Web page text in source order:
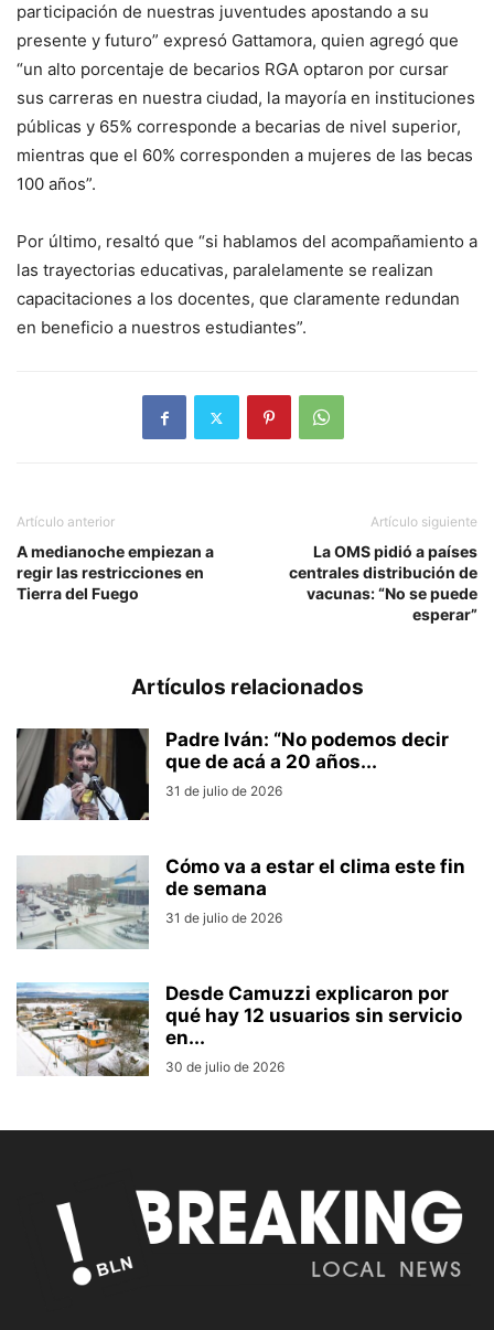
participación de nuestras juventudes apostando a su
presente y futuro” expresó Gattamora, quien agregó que
“un alto porcentaje de becarios RGA optaron por cursar
sus carreras en nuestra ciudad, la mayoría en instituciones
públicas y 65% corresponde a becarias de nivel superior,
mientras que el 60% corresponden a mujeres de las becas
100 años”.
Por último, resaltó que “si hablamos del acompañamiento a
las trayectorias educativas, paralelamente se realizan
capacitaciones a los docentes, que claramente redundan
en beneficio a nuestros estudiantes”.
Artículo anterior
A medianoche empiezan a
regir las restricciones en
Tierra del Fuego
Artículo siguiente
La OMS pidió a países
centrales distribución de
vacunas: “No se puede
esperar”
Artículos relacionados
Padre Iván: “No podemos decir
que de acá a 20 años...
31 de julio de 2026
Cómo va a estar el clima este fin
de semana
31 de julio de 2026
Desde Camuzzi explicaron por
qué hay 12 usuarios sin servicio
en...
30 de julio de 2026